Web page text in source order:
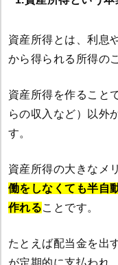
資産所得とは、利息
から得られる所得の
資産所得を作ること
らの収入など）以外
す。
資産所得の大きなメ
働をしなくても半自
作れることです。
たとえば配当金を出
が定期的に支払われ